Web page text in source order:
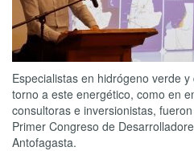
Especialistas en hidrógeno verde
torno a este energético, como en
consultoras e inversionistas,
Primer Congreso de
Antofagasta.